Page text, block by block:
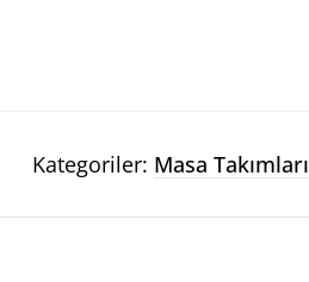
Kategoriler: Masa Takımları